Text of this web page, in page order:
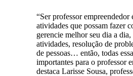
“Ser professor empreendedor
atividades que possam fazer
gerencie melhor seu dia a
atividades, resolução de
de pessoas… então, todas
importantes para o professor
destaca Larisse Sousa,